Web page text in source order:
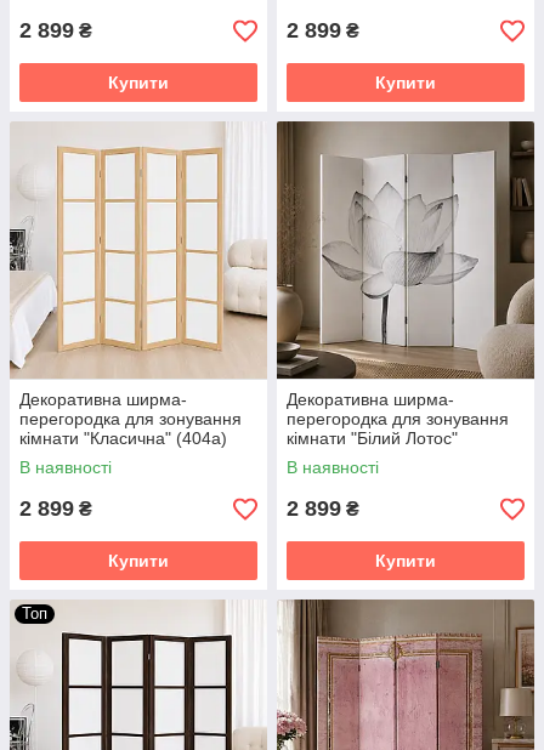
2 899 ₴
Купити
2 899 ₴
Купити
Декоративна ширма-
перегородка для зонування
кімнати "Класична" (404а)
В наявності
2 899 ₴
Купити
Декоративна ширма-
перегородка для зонування
кімнати "Білий Лотос"
(розкладна)
В наявності
2 899 ₴
Купити
Топ